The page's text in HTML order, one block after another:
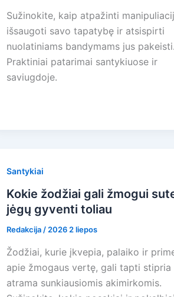
Sužinokite, kaip atpažinti
išsaugoti savo tapatybę ir atsispirti
nuolatiniams bandymams jus pakeisti.
Praktiniai patarimai santykiuose ir
saviugdoje.
Santykiai
Kokie žodžiai gali žmogui
jėgų gyventi toliau
Redakcija / 2026 2 liepos
Žodžiai, kurie įkvepia, palaiko ir
apie žmogaus vertę, gali tapti stipria
atrama sunkiausiomis akimirkomis.